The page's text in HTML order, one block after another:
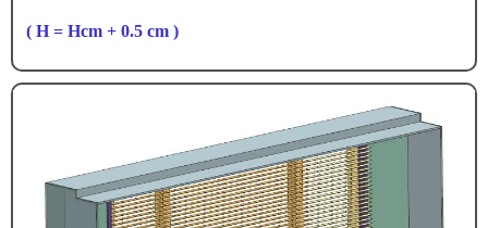
( H = Hcm + 0.5 cm )